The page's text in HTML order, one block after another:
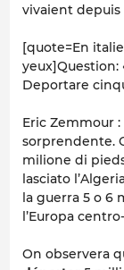
vivaient depuis
[quote=En
yeux]Question:
Deportare
Eric Zemmour :
sorprendente.
milione di
lasciato
la guerra 5 o 6
l’Europa
On observera